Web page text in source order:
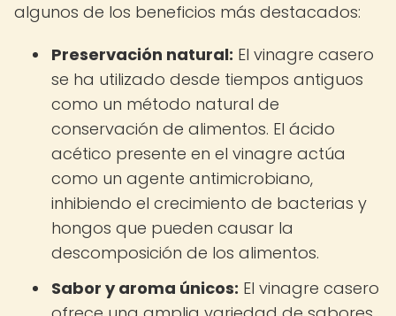
algunos de los beneficios más destacados:
Preservación natural: El vinagre casero
se ha utilizado desde tiempos antiguos
como un método natural de
conservación de alimentos. El ácido
acético presente en el vinagre actúa
como un agente antimicrobiano,
inhibiendo el crecimiento de bacterias y
hongos que pueden causar la
descomposición de los alimentos.
Sabor y aroma únicos: El vinagre casero